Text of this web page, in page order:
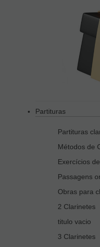
Partituras
Partituras
Métodos de
Exercícios
Passagens
Obras para
2 Clarinetes
titulo vacio
3 Clarinetes